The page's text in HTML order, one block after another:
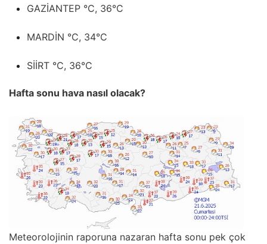
GAZİANTEP °C, 36°C
MARDİN °C, 34°C
SİİRT °C, 36°C
Hafta sonu hava nasıl olacak?
Meteorolojinin raporuna nazaran hafta sonu pek çok